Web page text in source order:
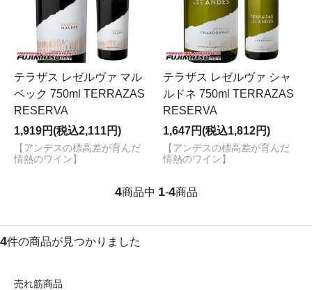
テラザス レゼルヴァ マル
ベック 750ml TERRAZAS
RESERVA
1,919円(税込2,111円)
【アンデスの標高差が育んだ
情熱のワイン】
テラザス レゼルヴァ シャ
ルドネ 750ml TERRAZAS
RESERVA
1,647円(税込1,812円)
【アンデスの標高差が育んだ
情熱のワイン】
4商品中 1-4商品
4件の商品が見つかりました
売れ筋商品